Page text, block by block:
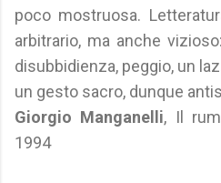
poco mostruosa.
arbitrario, ma anche
disubbidienza, peggio, un
un gesto sacro, dunque
Giorgio Manganelli, Il
1994